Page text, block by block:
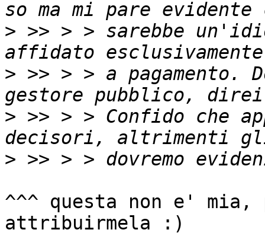
> >> > > sarebbe
> >> > > a pagamento.
> >> > > Confido che
>
^^^ questa non e'